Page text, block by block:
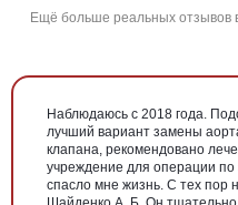
Ещё больше реальных отзывов
Наблюдаюсь с 2018 года.
лучший вариант замены
клапана, рекомендовано
учреждение для операции
спасло мне жизнь. С тех пор